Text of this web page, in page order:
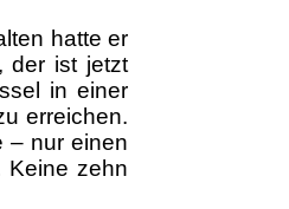
hatte er
der ist jetzt
in einer
erreichen.
– nur einen
Keine zehn